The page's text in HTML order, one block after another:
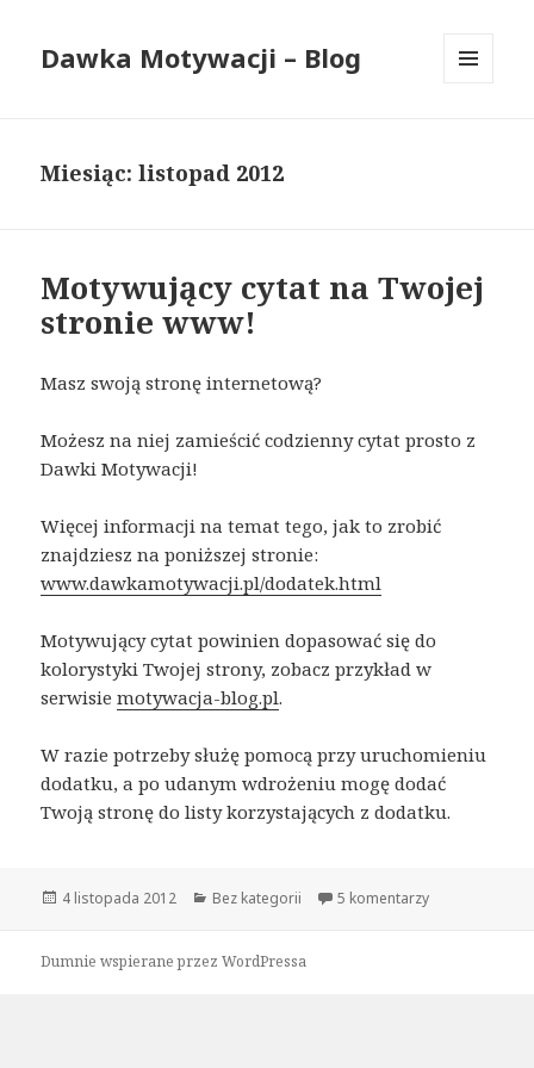
Dawka Motywacji – Blog
Miesiąc: listopad 2012
Motywujący cytat na Twojej
stronie www!
Masz swoją stronę internetową?
Możesz na niej zamieścić codzienny cytat prosto z
Dawki Motywacji!
Więcej informacji na temat tego, jak to zrobić
znajdziesz na poniższej stronie:
www.dawkamotywacji.pl/dodatek.html
Motywujący cytat powinien dopasować się do
kolorystyki Twojej strony, zobacz przykład w
serwisiemotywacja-blog.pl.
W razie potrzeby służę pomocą przy uruchomieniu
dodatku, a po udanym wdrożeniu mogę dodać
Twoją stronę do listy korzystających z dodatku.
Opublikowano
4 listopada 2012 Kategorie
Bez kategorii 5 komentarzy
Dumnie wspierane przez WordPressa